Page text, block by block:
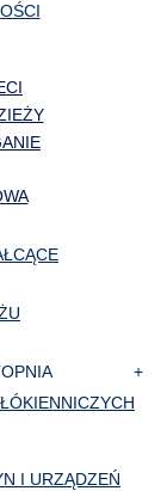
I URZĄDZEŃ